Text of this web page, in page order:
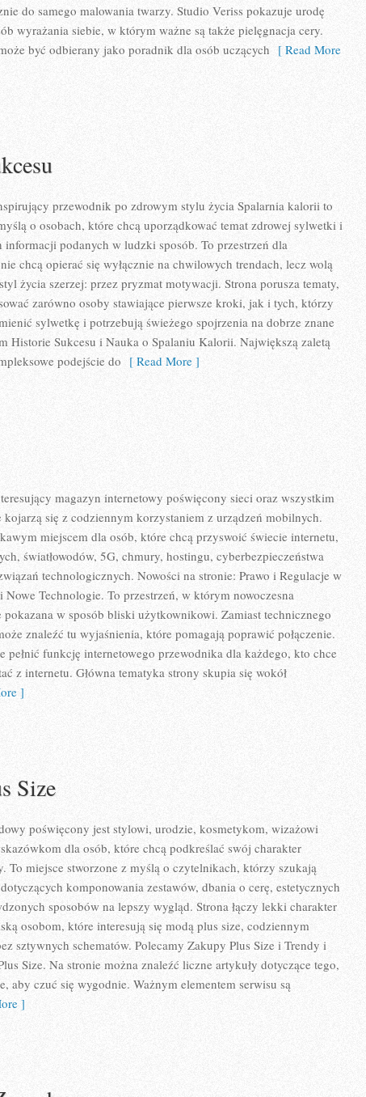
do samego malowania twarzy. Studio Veriss pokazuje urodę
wyrażania siebie, w którym ważne są także pielęgnacja cery.
być odbierany jako poradnik dla osób uczących [ Read More
przewodnik po zdrowym stylu życia Spalarnia kalorii to
o osobach, które chcą uporządkować temat zdrowej sylwetki i
informacji podanych w ludzki sposób. To przestrzeń dla
chcą opierać się wyłącznie na chwilowych trendach, lecz wolą
życia szerzej: przez pryzmat motywacji. Strona porusza tematy,
zarówno osoby stawiające pierwsze kroki, jak i tych, którzy
sylwetkę i potrzebują świeżego spojrzenia na dobrze znane
Historie Sukcesu i Nauka o Spalaniu Kalorii. Największą zaletą
podejście do [ Read More ]
magazyn internetowy poświęcony sieci oraz wszystkim
się z codziennym korzystaniem z urządzeń mobilnych.
miejscem dla osób, które chcą przyswoić świecie internetu,
światłowodów, 5G, chmury, hostingu, cyberbezpieczeństwa
technologicznych. Nowości na stronie: Prawo i Regulacje w
Technologie. To przestrzeń, w którym nowoczesna
w sposób bliski użytkownikowi. Zamiast technicznego
znaleźć tu wyjaśnienia, które pomagają poprawić połączenie.
pełnić funkcję internetowego przewodnika dla każdego, kto chce
z internetu. Główna tematyka strony skupia się wokół
]
Size
poświęcony jest stylowi, urodzie, kosmetykom, wizażowi
dla osób, które chcą podkreślać swój charakter
To miejsce stworzone z myślą o czytelnikach, którzy szukają
komponowania zestawów, dbania o cerę, estetycznych
sposobów na lepszy wygląd. Strona łączy lekki charakter
osobom, które interesują się modą plus size, codziennym
sztywnych schematów. Polecamy Zakupy Plus Size i Trendy i
Size. Na stronie można znaleźć liczne artykuły dotyczące tego,
aby czuć się wygodnie. Ważnym elementem serwisu są
]